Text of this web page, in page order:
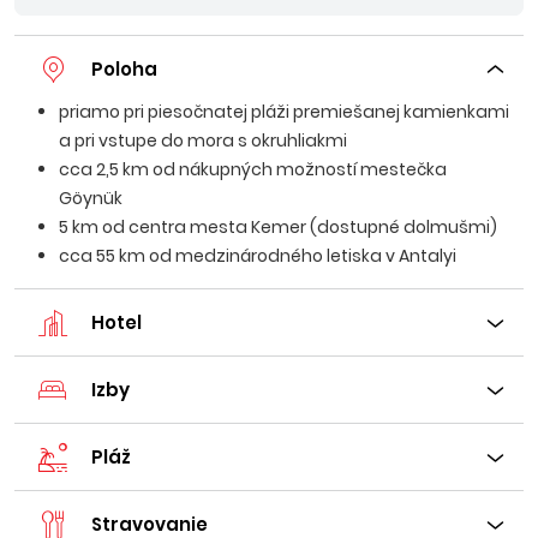
Poloha
priamo pri piesočnatej pláži premiešanej kamienkami
a pri vstupe do mora s okruhliakmi
cca 2,5 km od nákupných možností mestečka
Göynük
5 km od centra mesta Kemer (dostupné dolmušmi)
cca 55 km od medzinárodného letiska v Antalyi
Hotel
Izby
Pláž
Stravovanie